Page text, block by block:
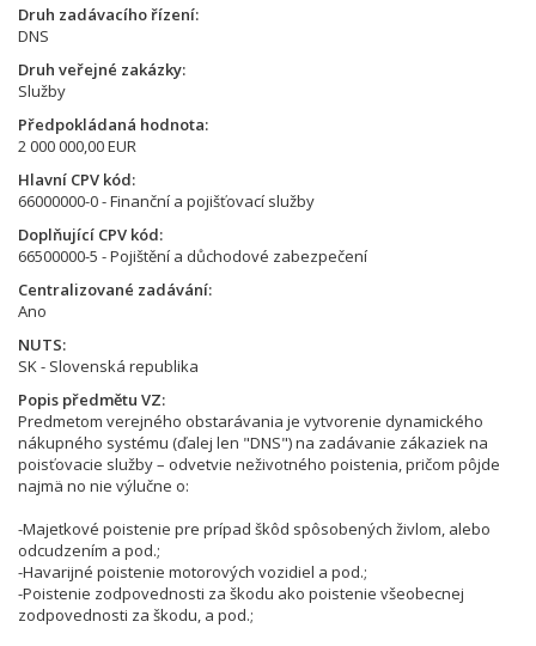
Druh zadávacího řízení
DNS
Druh veřejné zakázky
Služby
Předpokládaná hodnota
2 000 000,00 EUR
Hlavní CPV kód
66000000-0 - Finanční a pojišťovací služby
Doplňující CPV kód
66500000-5 - Pojištění a důchodové zabezpečení
Centralizované zadávání
Ano
NUTS
SK - Slovenská republika
Popis předmětu VZ
Predmetom verejného obstarávania je vytvorenie dynamického
nákupného systému (ďalej len "DNS") na zadávanie zákaziek na
poisťovacie služby – odvetvie neživotného poistenia, pričom pôjde
najmä no nie výlučne o:
-Majetkové poistenie pre prípad škôd spôsobených živlom, alebo
odcudzením a pod.;
-Havarijné poistenie motorových vozidiel a pod.;
-Poistenie zodpovednosti za škodu ako poistenie všeobecnej
zodpovednosti za škodu, a pod.;